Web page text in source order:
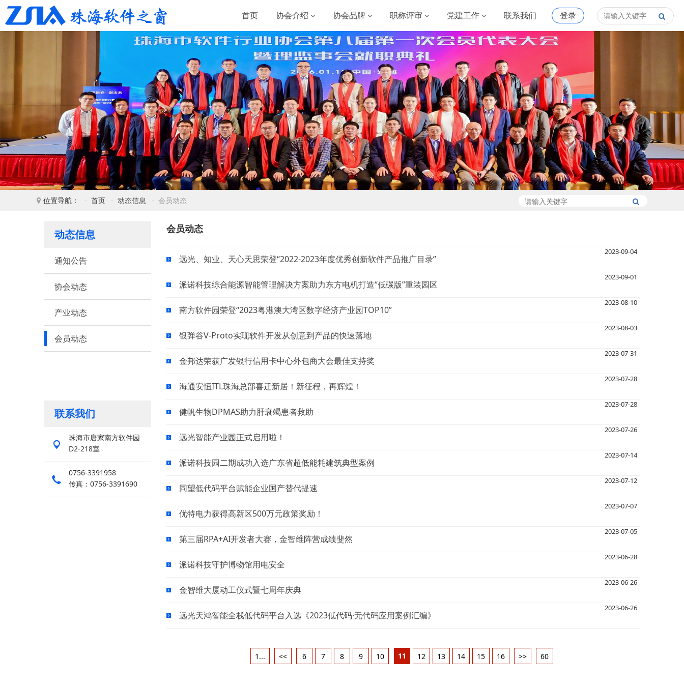
首页 协会介绍 协会品牌 职称评审 党建工作 联系我们 登录
位置导航： 首页 动态信息 会员动态
动态信息
通知公告
协会动态
产业动态
会员动态
联系我们
珠海市唐家南方软件园
D2-218室
0756-3391958
传真：0756-3391690
会员动态
远光、知业、天心天思荣登“2022-2023年度优秀创新软件产品推广目录”
2023-09-04
派诺科技综合能源智能管理解决方案助力东方电机打造“低碳版”重装园区
2023-09-01
南方软件园荣登“2023粤港澳大湾区数字经济产业园TOP10”
2023-08-10
银弹谷V-Proto实现软件开发从创意到产品的快速落地
2023-08-03
金邦达荣获广发银行信用卡中心外包商大会最佳支持奖
2023-07-31
海通安恒ITL珠海总部喜迁新居！新征程，再辉煌！
2023-07-28
健帆生物DPMAS助力肝衰竭患者救助
2023-07-28
远光智能产业园正式启用啦！
2023-07-26
派诺科技园二期成功入选广东省超低能耗建筑典型案例
2023-07-14
同望低代码平台赋能企业国产替代提速
2023-07-12
优特电力获得高新区500万元政策奖励！
2023-07-07
第三届RPA+AI开发者大赛，金智维阵营成绩斐然
2023-07-05
派诺科技守护博物馆用电安全
2023-06-28
金智维大厦动工仪式暨七周年庆典
2023-06-26
远光天鸿智能全栈低代码平台入选《2023低代码·无代码应用案例汇编》
2023-06-26
1... << 6 7 8 9 10 11 12 13 14 15 16 >> 60